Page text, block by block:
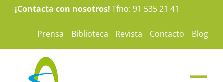
Saltar¡Contacta con nosotros! Tfno: 91 535 21 41
Prensa Biblioteca Revista Contacto Blog